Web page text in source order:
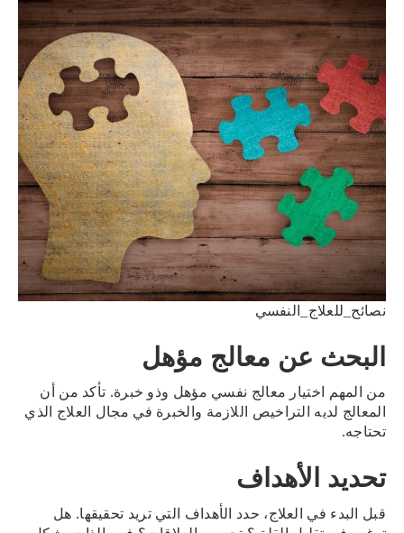
نصائح_للعلاج_النفسي
البحث عن معالج مؤهل
من المهم اختيار معالج نفسي مؤهل وذو خبرة. تأكد من أن
المعالج لديه التراخيص اللازمة والخبرة في مجال العلاج الذي
تحتاجه.
تحديد الأهداف
قبل البدء في العلاج، حدد الأهداف التي تريد تحقيقها. هل